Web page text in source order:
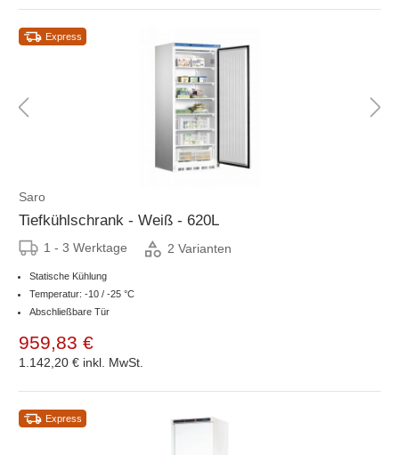
Express
Saro
Tiefkühlschrank - Weiß - 620L
1 - 3 Werktage 2 Varianten
Statische Kühlung
Temperatur: -10 / -25 °C
Abschließbare Tür
959,83 €
1.142,20 € inkl. MwSt.
Express